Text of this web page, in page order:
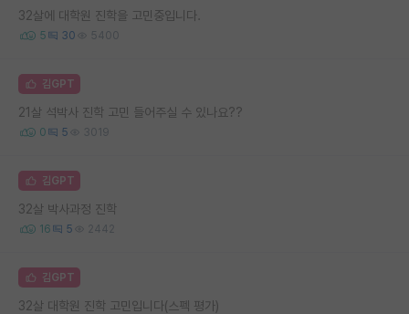
32살에 대학원 진학을 고민중입니다.
5 30 5400
김GPT
21살 석박사 진학 고민 들어주실 수 있나요??
0 5 3019
김GPT
32살 박사과정 진학
16 5 2442
김GPT
32살 대학원 진학 고민입니다(스펙 평가)